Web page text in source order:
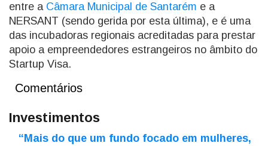
entre a Câmara Municipal de Santarém e a
NERSANT (sendo gerida por esta última), e é uma
das incubadoras regionais acreditadas para prestar
apoio a empreendedores estrangeiros no âmbito do
Startup Visa.
Comentários
Investimentos
“Mais do que um fundo focado em mulheres,